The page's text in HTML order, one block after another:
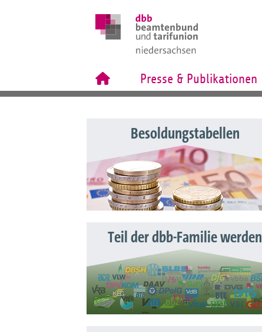
Presse & Publikationen
Besoldungstabellen
Teil der dbb-Familie werden